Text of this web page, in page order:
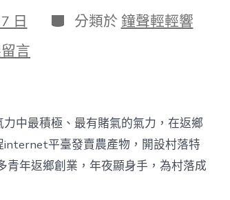
日 分
類
分類於 鐘聲輕輕響
言
中最積極、最有賭氣的氣力，在返鄉
平臺發賣農產物，開設村落特
年返鄉創業，年夜顯身手，為村落成